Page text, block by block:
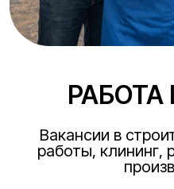
РАБОТА
Вакансии в
работы, клининг,